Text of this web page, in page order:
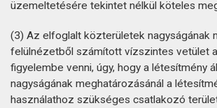
üzemeltetésére tekintet nélkül köteles
(3) Az elfoglalt közterületek nagyságának
felülnézetből számított vízszintes vetület
figyelembe venni, úgy, hogy a létesítmény
nagyságának meghatározásánál a
használathoz szükséges csatlakozó